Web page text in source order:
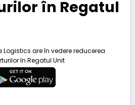
în Regatul